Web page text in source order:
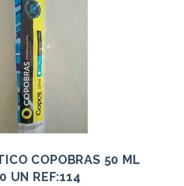
COPOBRAS 50 ML
UN REF:114